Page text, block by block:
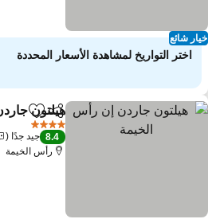
شائع
اختر التواريخ لمشاهدة الأسعار المحددة
مشاركة
هيلتون
8.4 جيد جدًا
رأس الخيمة